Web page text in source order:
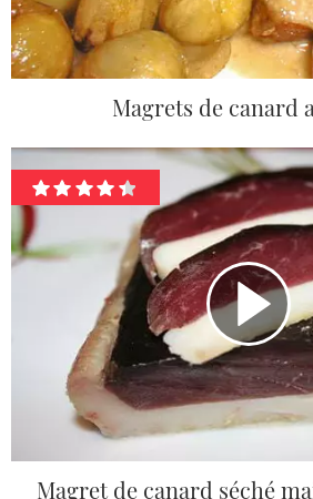
Magrets de canard
Magret de canard séché